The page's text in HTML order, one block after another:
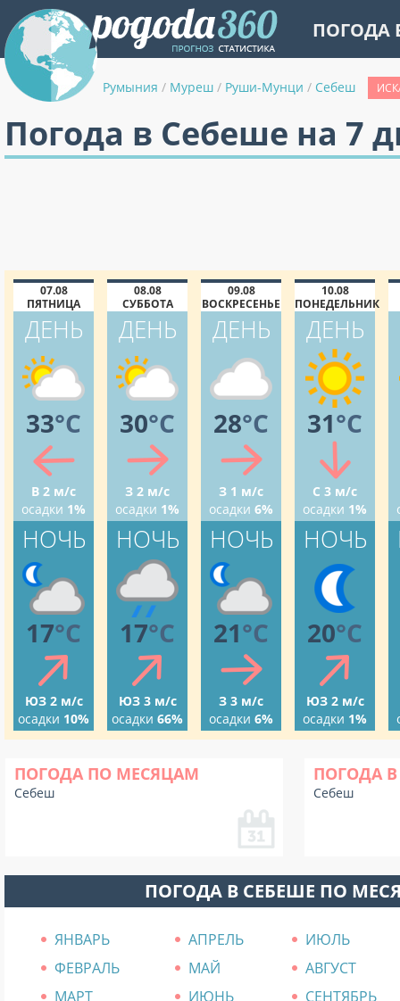
ПОГОДА
Румыния / Муреш / Руши-Мунци / Себеш
Погода в Себеше на 7
07.08
ПЯТНИЦА
ДЕНЬ
33°C
В 2 м/с
осадки 1%
НОЧЬ
17°C
ЮЗ 2 м/с
осадки 10%
08.08
СУББОТА
ДЕНЬ
30°C
З 2 м/с
осадки 1%
НОЧЬ
17°C
ЮЗ 3 м/с
осадки 66%
09.08
ВОСКРЕСЕНЬЕ
ДЕНЬ
28°C
З 1 м/с
осадки 6%
НОЧЬ
21°C
З 3 м/с
осадки 6%
10.08
ПОНЕДЕЛЬНИК
ДЕНЬ
31°C
С 3 м/с
осадки 1%
НОЧЬ
20°C
ЮЗ 2 м/с
осадки 1%
ПОГОДА ПО МЕСЯЦАМ
Себеш
ПОГОДА В
Себеш
ПОГОДА В СЕБЕШЕ ПО
ЯНВАРЬ АПРЕЛЬ
ИЮЛЬ
ФЕВРАЛЬ
МАЙ
АВГУСТ
МАРТ
ИЮНЬ СЕНТЯБРЬ